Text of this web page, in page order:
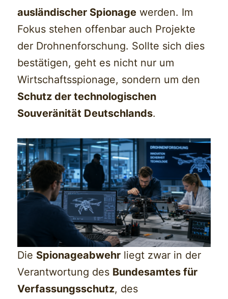
ausländischer Spionage werden. Im
Fokus stehen offenbar auch Projekte
der Drohnenforschung. Sollte sich dies
bestätigen, geht es nicht nur um
Wirtschaftsspionage, sondern um den
Schutz der technologischen
Souveränität Deutschlands.
Die Spionageabwehr liegt zwar in der
Verantwortung des Bundesamtes für
Verfassungsschutz, des